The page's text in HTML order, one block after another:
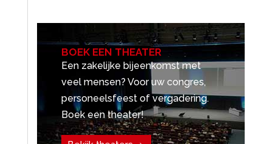
BOEK EEN THEATER
Een zakelijke bijeenkomst met
veel mensen? Voor uw congres,
personeelsfeest of vergadering.
Boek een theater!